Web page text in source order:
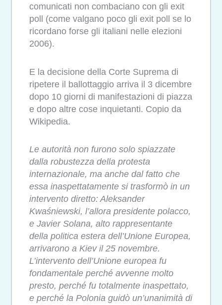
comunicati non combaciano con gli exit
poll (come valgano poco gli exit poll se lo
ricordano forse gli italiani nelle elezioni
2006).
E la decisione della Corte Suprema di
ripetere il ballottaggio arriva il 3 dicembre
dopo 10 giorni di manifestazioni di piazza
e dopo altre cose inquietanti. Copio da
Wikipedia.
Le autorità non furono solo spiazzate
dalla robustezza della protesta
internazionale, ma anche dal fatto che
essa inaspettatamente si trasformò in un
intervento diretto: Aleksander
Kwaśniewski, l’allora presidente polacco,
e Javier Solana, alto rappresentante
della politica estera dell’Unione Europea,
arrivarono a Kiev il 25 novembre.
L’intervento dell’Unione europea fu
fondamentale perché avvenne molto
presto, perché fu totalmente inaspettato,
e perché la Polonia guidò un’unanimità di